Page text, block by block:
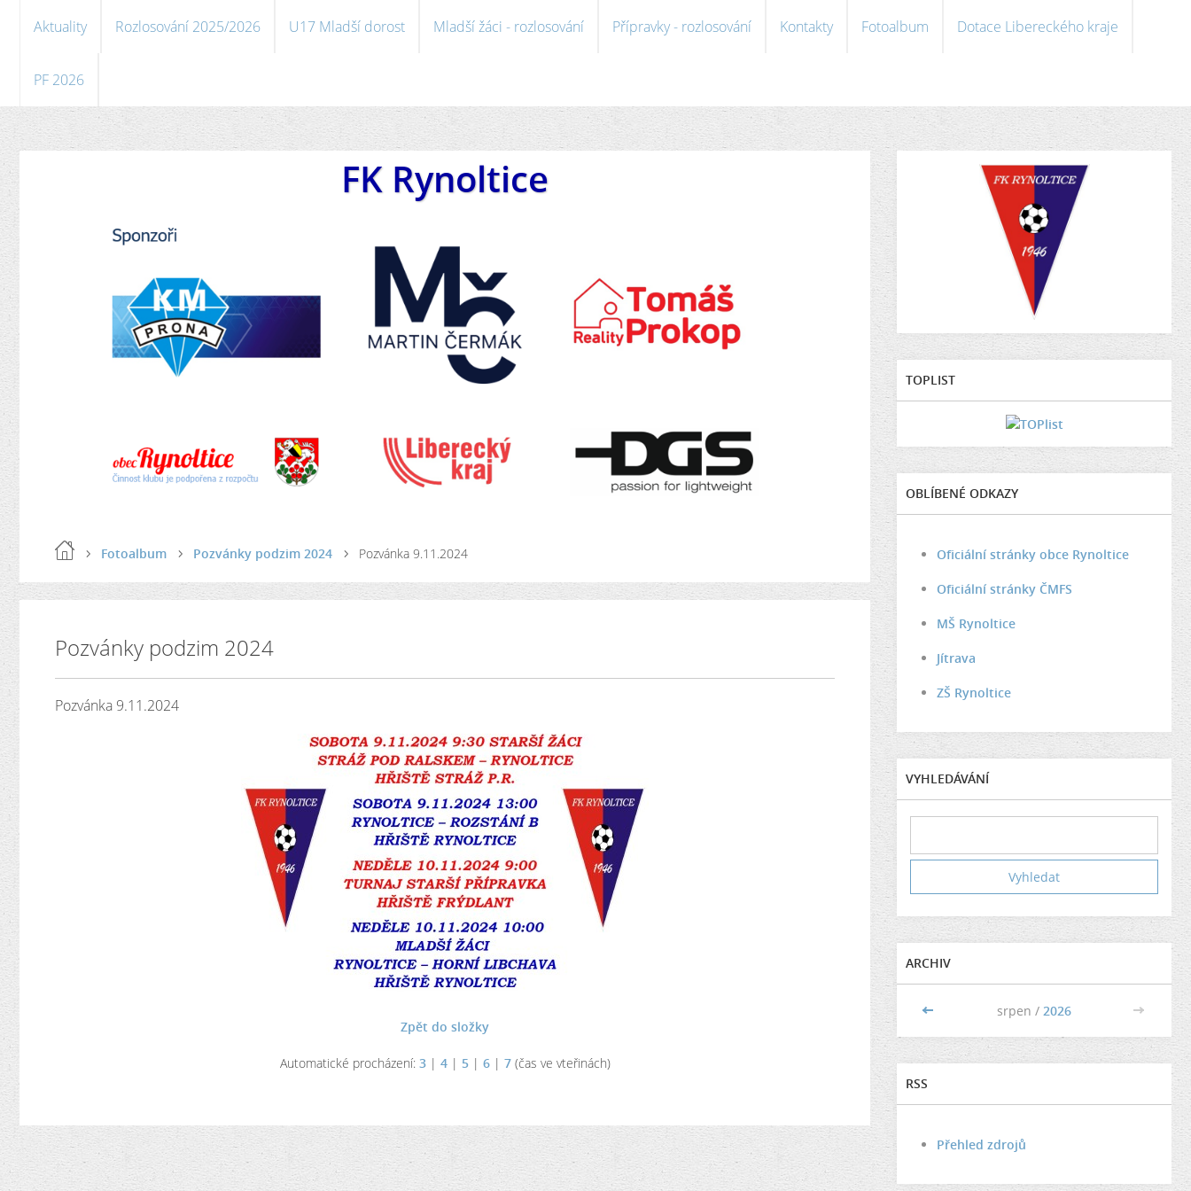
Aktuality Rozlosování 2025/2026 U17 Mladší dorost Mladší žáci - rozlosování Přípravky - rozlosování Kontakty Fotoalbum Dotace Libereckého kraje
PF 2026
FK Rynoltice
Fotoalbum Pozvánky podzim 2024 Pozvánka 9.11.2024
Pozvánky podzim 2024
Pozvánka 9.11.2024
Zpět do složky
Automatické procházení: 3| 4| 5| 6| 7(čas ve vteřinách)
TOPLIST
OBLÍBENÉ ODKAZY
Oficiální stránky obce Rynoltice
Oficiální stránky ČMFS
MŠ Rynoltice
Jítrava
ZŠ Rynoltice
VYHLEDÁVÁNÍ
ARCHIV
<< srpen / 2026 >>
RSS
Přehled zdrojů